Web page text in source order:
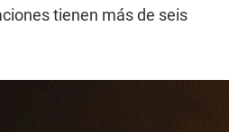
tienen más de seis